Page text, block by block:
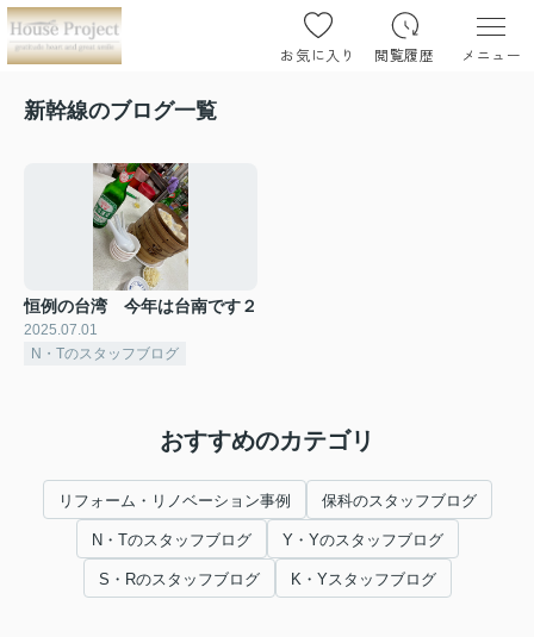
お気に入り 閲覧履歴 メニュー
新幹線のブログ一覧
恒例の台湾 今年は台南です２
2025.07.01
N・Tのスタッフブログ
おすすめのカテゴリ
リフォーム・リノベーション事例 保科のスタッフブログ
N・Tのスタッフブログ Y・Yのスタッフブログ
S・Rのスタッフブログ K・Yスタッフブログ